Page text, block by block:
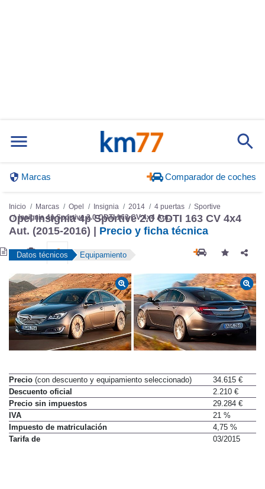
Opel Insignia 4p Sportive 2.0 CDTI 163 CV 4x4
Aut. (2015-2016) |
Precio y ficha técnica
Precio(con descuento y equipamiento seleccionado)
34.615 €
Descuento oficial
2.210 €
Precio sin impuestos
29.284 €
IVA
21 %
Impuesto de matriculación
4,75 %